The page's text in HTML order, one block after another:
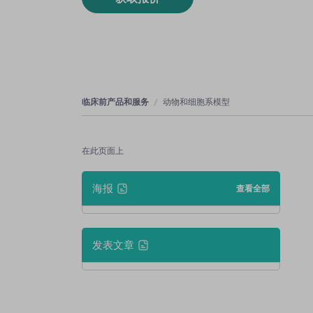
临床前产品和服务 动物和细胞系模型
在此页面上
海报 查看全部
发表文章